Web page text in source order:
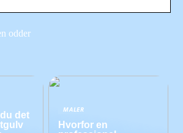
odder
det
MALER
Hvorfor en